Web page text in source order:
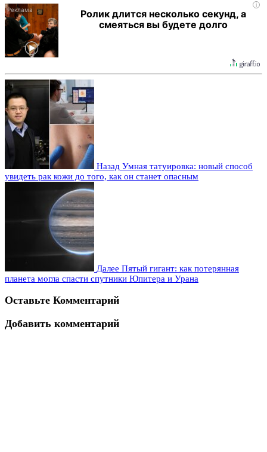
i
Ролик длится несколько секунд, а
смеяться вы будете долго
Назад Умная татуировка: новый способ
увидеть рак кожи до того, как он станет опасным
Далее Пятый гигант: как потерянная
планета могла спасти спутники Юпитера и Урана
Оставьте Комментарий
Добавить комментарий